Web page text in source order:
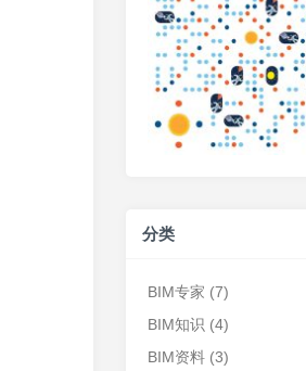
分类
BIM专家 (7)
BIM知识 (4)
BIM资料(3)